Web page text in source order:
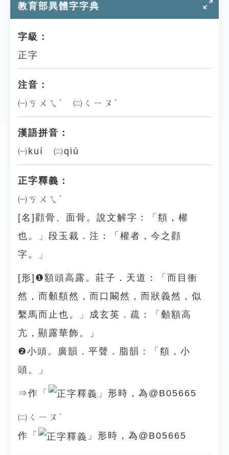
教育部異體字字典
字級：
正字
注音：
㈠ㄎㄨㄟˊ ㈡ㄑㄧㄡˊ
漢語拼音：
㈠kuí ㈡qiú
正字釋義：
㈠ㄎㄨㄟˊ
[名]顴骨、面骨。說文解字：「頯，權
也。」段玉裁．注：「權者，今之顴
字。」
[形]❶額頭高露。莊子．天道：「而目衝
然，而顙頯然，而口闞然，而狀義然，似
繫馬而止也。」成玄英．疏：「顙額高
亢，顯露華飾。」
❷小頭。廣韻．平聲．脂韻：「頯，小
頭。」
⇒作「 」形時，為@B05665
㈡ㄑㄧㄡˊ
作「
」形時，為@B05665